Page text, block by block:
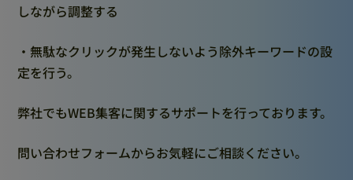
しながら調整する
・無駄なクリックが発生しないよう除外キーワードの設
定を行う。
弊社でもWEB集客に関するサポートを行っております。
問い合わせフォームからお気軽にご相談ください。